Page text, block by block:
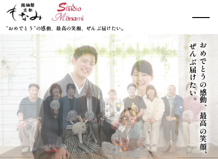
“おめでとう”の感動、最高の笑顔、ぜんぶ届けたい。
おめでとうの感動、最高の笑顔、
ぜんぶ届けたい。